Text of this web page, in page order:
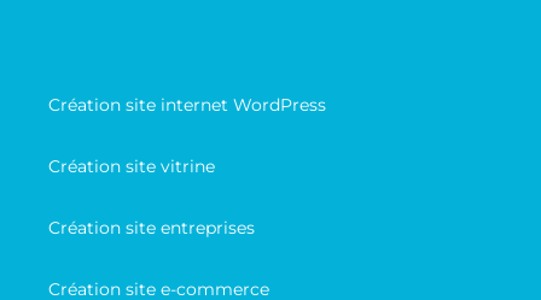
Création site internet WordPress
Création site vitrine
Création site entreprises
Création site e-commerce